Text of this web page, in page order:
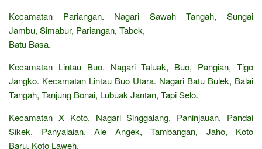
Kecamatan Pariangan. Nagari Sawah Tangah, Sungai
Jambu, Simabur, Pariangan, Tabek,
Batu Basa.
Kecamatan Lintau Buo. Nagari Taluak, Buo, Pangian, Tigo
Jangko. Kecamatan Lintau Buo Utara. Nagari Batu Bulek, Balai
Tangah, Tanjung Bonai, Lubuak Jantan, Tapi Selo.
Kecamatan X Koto. Nagari Singgalang, Paninjauan, Pandai
Sikek, Panyalaian, Aie Angek, Tambangan, Jaho, Koto
Baru, Koto Laweh.